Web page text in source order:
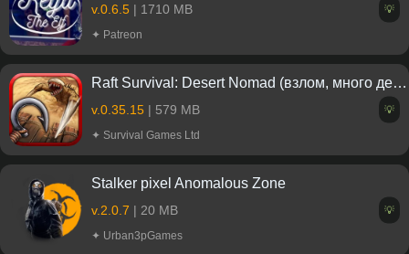
v.0.6.5 | 1710 MB
✦ Patreon
💡
Raft Survival: Desert Nomad (взлом, много денег)
v.0.35.15 | 579 MB
✦ Survival Games Ltd
💡
Stalker pixel Anomalous Zone
v.2.0.7 | 20 MB
✦ Urban3pGames
💡